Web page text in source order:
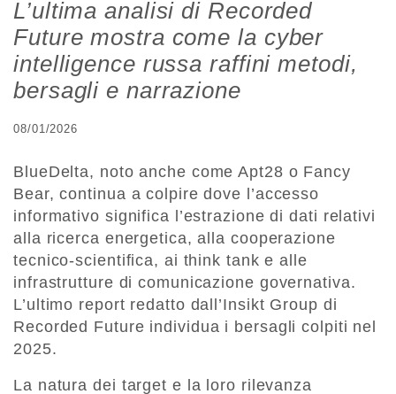
L’ultima analisi di Recorded
Future mostra come la cyber
intelligence russa raffini metodi,
bersagli e narrazione
08/01/2026
BlueDelta, noto anche come Apt28 o Fancy
Bear, continua a colpire dove l’accesso
informativo significa l’estrazione di dati relativi
alla ricerca energetica, alla cooperazione
tecnico-scientifica, ai think tank e alle
infrastrutture di comunicazione governativa.
L’ultimo report redatto dall’Insikt Group di
Recorded Future individua i bersagli colpiti nel
2025.
La natura dei target e la loro rilevanza